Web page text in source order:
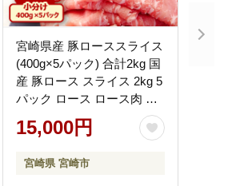
宮崎県産 豚ローススライス
(400g×5パック) 合計2kg 国
産 豚ロース スライス 2kg 5
パック ロース ロース肉 豚
ロース肉 豚肉 豚 肉 野菜炒
め 豚丼 豚汁 豚しゃぶ しゃ
が焼き 冷凍 小分け パック
15,000円
宮崎県 宮崎市